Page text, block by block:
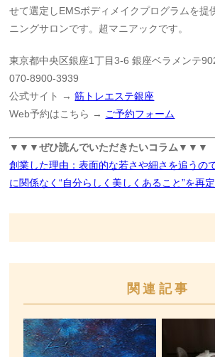
せて選定しEMSボディメイクプログラムを提
ニングサロンです。超マニアックです。
東京都中央区銀座1丁目3-6 銀座ベラメンテ
070-8900-3939
公式サイト →筋トレエステ銀座
Web予約はこちら → ご予約フォーム
▼▼▼ぜひ読んでいただきたいコラム▼▼▼
創業した理由：表面的な若さや細さを追うの
に関係なく“自分らしく美しくあること”を再
関連記事